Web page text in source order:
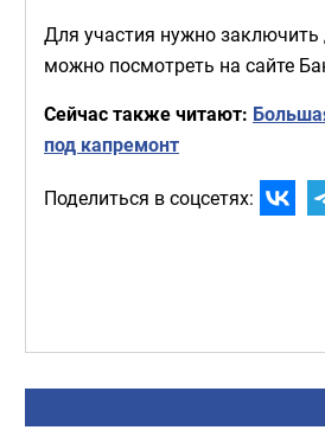
Для участия нужно
можно посмотреть на сайте
Сейчас также читают:
под капремонт
Поделиться в соцсетях: